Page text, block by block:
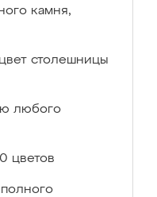
камня,
столешницы
любого
цветов